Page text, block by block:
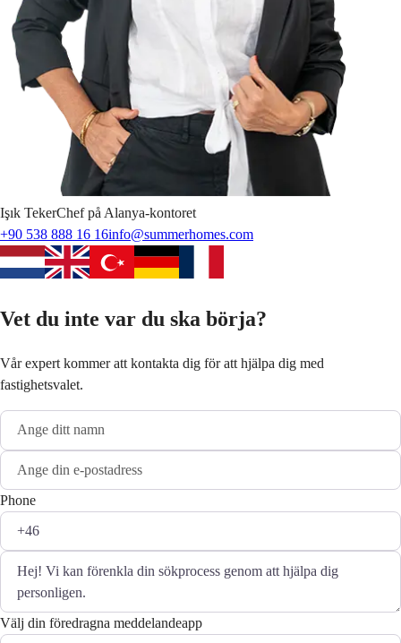
Işık TekerChef på Alanya-kontoret
+90 538 888 16 16info@summerhomes.com
Vet du inte var du ska börja?
Vår expert kommer att kontakta dig för att hjälpa dig med
fastighetsvalet.
Phone
Välj din föredragna meddelandeapp